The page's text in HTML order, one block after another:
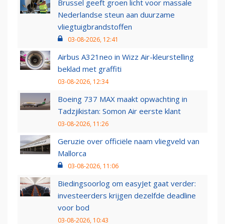
Brussel geeft groen licht voor massale
Nederlandse steun aan duurzame
vliegtuigbrandstoffen
03-08-2026, 12:41
Airbus A321neo in Wizz Air-kleurstelling
beklad met graffiti
03-08-2026, 12:34
Boeing 737 MAX maakt opwachting in
Tadzjikistan: Somon Air eerste klant
03-08-2026, 11:26
Geruzie over officiële naam vliegveld van
Mallorca
03-08-2026, 11:06
Biedingsoorlog om easyJet gaat verder:
investeerders krijgen dezelfde deadline
voor bod
03-08-2026, 10:43